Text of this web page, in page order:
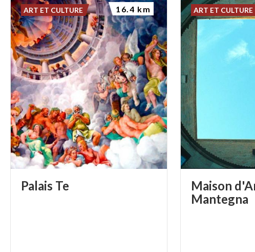
Palais Te
ART ET CULTURE 16.4 km
Maison
Mantegna
ART ET CULTURE